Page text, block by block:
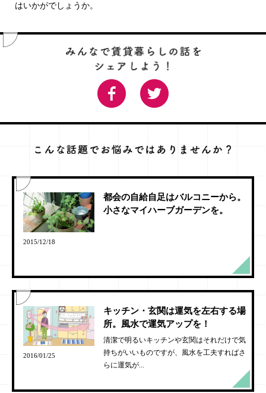
はいかがでしょうか。
2015/12/18
都会の自給自足はバルコニーから。
小さなマイハーブガーデンを。
2016/01/25
キッチン・玄関は運気を左右する場
所。風水で運気アップを！
清潔で明るいキッチンや玄関はそれだけで気
持ちがいいものですが、風水を工夫すればさ
らに運気が...